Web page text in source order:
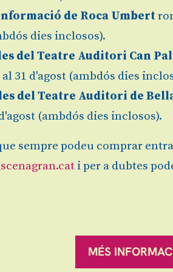
de Roca Umbert
dies inclosos).
del Teatre Auditori Can
31 d'agost (ambdós dies
del Teatre Auditori de
(ambdós dies inclosos).
sempre podeu comprar
i per a dubtes
MÉS